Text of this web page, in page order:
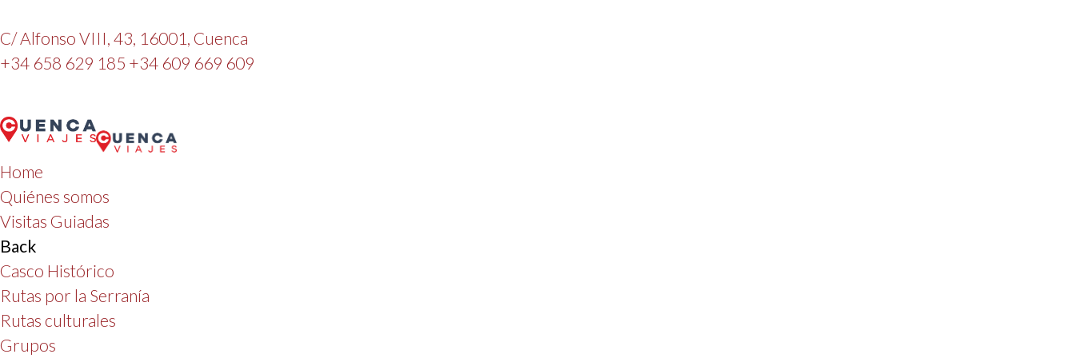
C/ Alfonso VIII, 43, 16001, Cuenca
+34 658 629 185 +34 609 669 609
Home
Quiénes somos
Visitas Guiadas
Back
Casco Histórico
Rutas por la Serranía
Rutas culturales
Grupos